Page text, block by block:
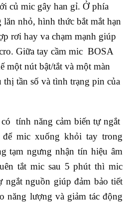
củ mic gây han gỉ. Ở phía
nhỏ, hình thức bắt mắt hạn
rơi hay va chạm mạnh giúp
Giữa tay cầm mic BOSA
một nút bật/tắt và một màn
tần số và tình trạng pin của
tính năng cảm biến tự ngắt
mic xuống khỏi tay trong
tạm ngưng nhận tín hiệu âm
tắt mic sau 5 phút thì mic
ngắt nguồn giúp đảm bảo tiết
năng lượng và giảm tác động